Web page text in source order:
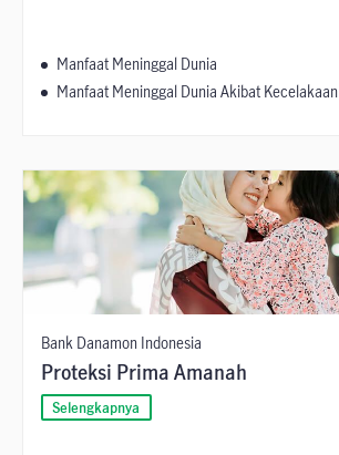
Manfaat Meninggal Dunia
Manfaat Meninggal Dunia Akibat Kecelakaan
Bank Danamon Indonesia
Proteksi Prima Amanah
Selengkapnya